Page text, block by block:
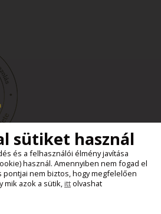
Süti beállítások
fenntartva - Kemax Kft.
sütiket használ
és a felhasználói élmény javítása
használ. Amennyiben nem fogad el
pontjai nem biztos, hogy megfelelően
mik azok a sütik, ittolvashat